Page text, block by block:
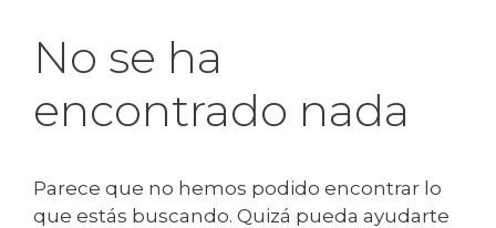
No se ha
encontrado nada
Parece que no hemos podido encontrar lo
que estás buscando. Quizá pueda ayudarte